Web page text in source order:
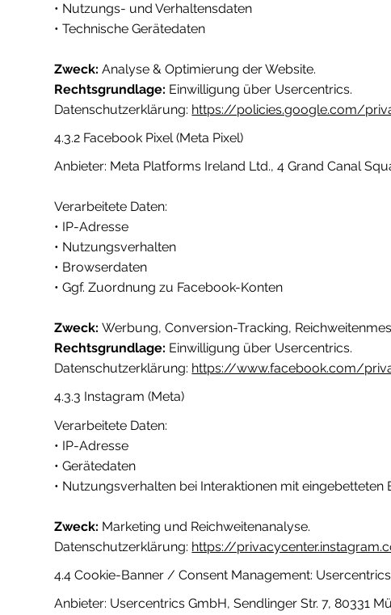
• Nutzungs- und Verhaltensdaten
• Technische Gerätedaten
Zweck: Analyse & Optimierung der Website.
Rechtsgrundlage: Einwilligung über Usercentrics.
Datenschutzerklärung: https://policies.google.com/
4.3.2 Facebook Pixel (Meta Pixel)
Anbieter: Meta Platforms Ireland Ltd., 4 Grand Canal
Verarbeitete Daten:
• IP-Adresse
• Nutzungsverhalten
• Browserdaten
• Ggf. Zuordnung zu Facebook-Konten
Zweck:Werbung, Conversion-Tracking,
Rechtsgrundlage: Einwilligung über Usercentrics.
Datenschutzerklärung: https://www.facebook.com/
4.3.3 Instagram (Meta)
Verarbeitete Daten:
• IP-Adresse
• Gerätedaten
• Nutzungsverhalten bei Interaktionen mit eingebetteten
Zweck: Marketing und Reichweitenanalyse.
Datenschutzerklärung: https://
4.4 Cookie-Banner / Consent Management: Usercentrics
Anbieter: Usercentrics GmbH, Sendlinger Str. 7, 80331